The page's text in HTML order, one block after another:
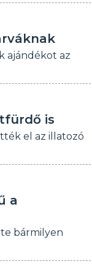
ajándékot az
is
el az illatozó
a
bármilyen